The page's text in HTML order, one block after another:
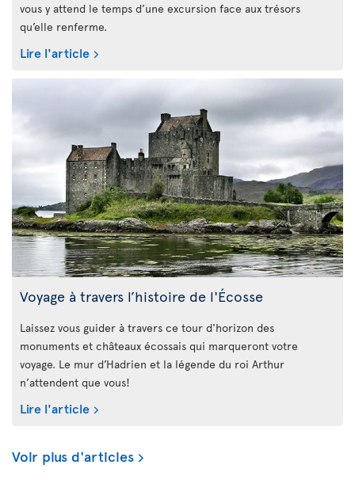
vous y attend le temps d’une excursion face aux trésors
qu’elle renferme.
Lire l'article
Voyage à travers l’histoire de l'Écosse
Laissez vous guider à travers ce tour d'horizon des
monuments et châteaux écossais qui marqueront votre
voyage. Le mur d’Hadrien et la légende du roi Arthur
n’attendent que vous!
Lire l'article
Voir plus d'articles